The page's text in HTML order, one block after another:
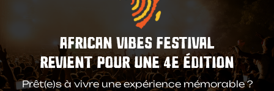
AFRICAN VIBES FESTIVAL
REVIENT POUR UNE 4e ÉDITION
Prêt(e)s à vivre une expérience mémorable ?